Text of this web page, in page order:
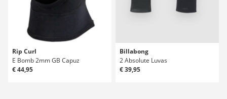
Rip Curl
E Bomb 2mm GB Capuz
€ 44,95
Billabong
2 Absolute Luvas
€ 39,95